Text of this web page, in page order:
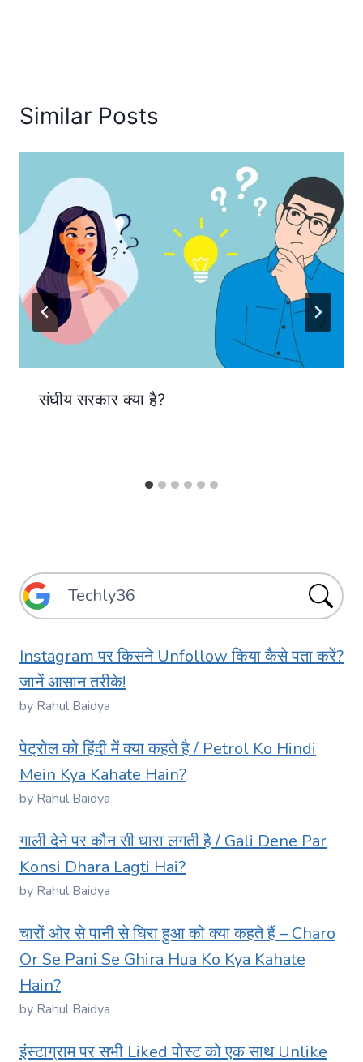
Similar Posts
संघीय सरकार क्या है?
Instagram पर किसने Unfollow किया कैसे पता करें?
जानें आसान तरीके!
by Rahul Baidya
पेट्रोल को हिंदी में क्या कहते है / Petrol Ko Hindi
Mein Kya Kahate Hain?
by Rahul Baidya
गाली देने पर कौन सी धारा लगती है / Gali Dene Par
Konsi Dhara Lagti Hai?
by Rahul Baidya
चारों ओर से पानी से घिरा हुआ को क्या कहते हैं – Charo
Or Se Pani Se Ghira Hua Ko Kya Kahate
Hain?
by Rahul Baidya
इंस्टाग्राम पर सभी Liked पोस्ट को एक साथ Unlike